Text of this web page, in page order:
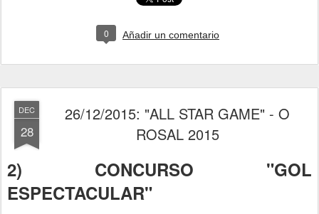
0 Añadir un comentario
DEC
28
26/12/2015: "ALL STAR GAME" - O
ROSAL 2015
2) CONCURSO "GOL
ESPECTACULAR"